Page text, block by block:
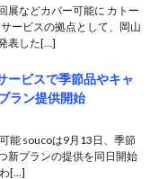
展などカバー可能に カトー
ービスの拠点として、岡山
表した[…]
ービスで季節品やキャ
ラン提供開始
能 soucoは9月13日、季節
新プランの提供を同日開始
[…]